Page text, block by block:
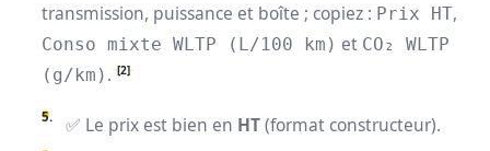
transmission, puissance et boîte ; copiez : Prix HT ,
Conso mixte WLTP (L/100 km) et CO₂ WLTP
(g/km) . [2]
✅ Le prix est bien en HT(format constructeur).